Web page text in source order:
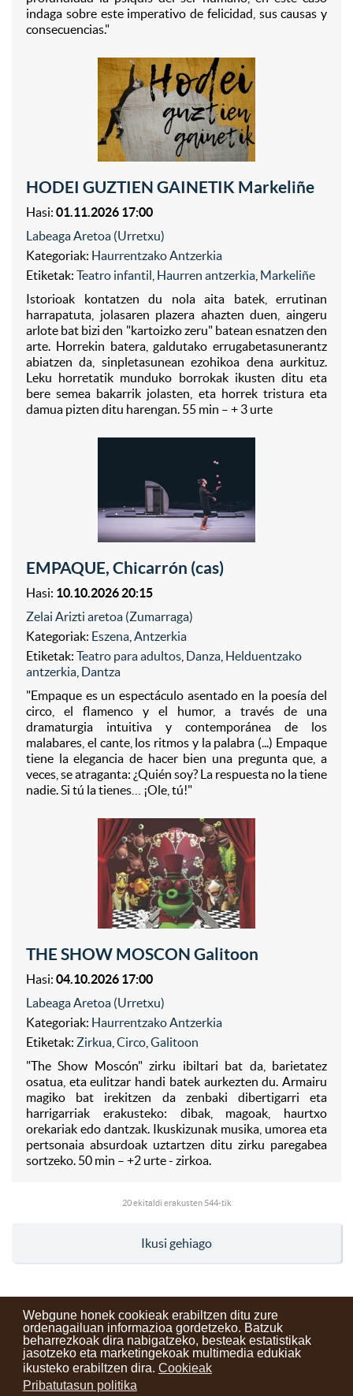
Webgune honek cookieak erabiltzen ditu zure
ordenagailuan informazioa gordetzeko. Batzuk
beharrezkoak dira nabigatzeko, besteak estatistikak
jasotzeko eta marketingekoak multimedia edukiak
ikusteko erabiltzen dira. Cookieak
Pribatutasun politika
indaga sobre este imperativo de felicidad, sus causas y
consecuencias."
HODEI GUZTIEN GAINETIK Markeliñe
Hasi: 01.11.2026 17:00
Labeaga Aretoa (Urretxu)
Kategoriak: Haurrentzako Antzerkia
Etiketak: Teatro infantil Haurren antzerkia Markeliñe
Istorioak kontatzen du nola aita batek, errutinan
harrapatuta, jolasaren plazera ahazten duen, aingeru
arlote bat bizi den "kartoizko zeru" batean esnatzen den
arte. Horrekin batera, galdutako errugabetasunerantz
abiatzen da, sinpletasunean ezohikoa dena aurkituz.
Leku horretatik munduko borrokak ikusten ditu eta
bere semea bakarrik jolasten, eta horrek tristura eta
damua pizten ditu harengan. 55 min – + 3 urte
EMPAQUE, Chicarrón (cas)
Hasi: 10.10.2026 20:15
Zelai Arizti aretoa (Zumarraga)
Kategoriak: Eszena Antzerkia
Etiketak: Teatro para adultos Danza Helduentzako
antzerkia Dantza
"Empaque es un espectáculo asentado en la poesía del
circo, el flamenco y el humor, a través de una
dramaturgia intuitiva y contemporánea de los
malabares, el cante, los ritmos y la palabra (...) Empaque
tiene la elegancia de hacer bien una pregunta que, a
veces, se atraganta: ¿Quién soy? La respuesta no la tiene
nadie. Si tú la tienes… ¡Ole, tú!"
THE SHOW MOSCON Galitoon
Hasi: 04.10.2026 17:00
Labeaga Aretoa (Urretxu)
Kategoriak: Haurrentzako Antzerkia
Etiketak: Zirkua Circo Galitoon
"The Show Moscón" zirku ibiltari bat da, barietatez
osatua, eta eulitzar handi batek aurkezten du. Armairu
magiko bat irekitzen da zenbaki dibertigarri eta
harrigarriak erakusteko: dibak, magoak, haurtxo
orekariak edo dantzak. Ikuskizunak musika, umorea eta
pertsonaia absurdoak uztartzen ditu zirku paregabea
sortzeko. 50 min – +2 urte - zirkoa.
20ekitaldi erakusten 544-tik
Ikusi gehiago
Kontaktuak Erabilera baldintzak Lege oharra
Berriak
Zure iritzia